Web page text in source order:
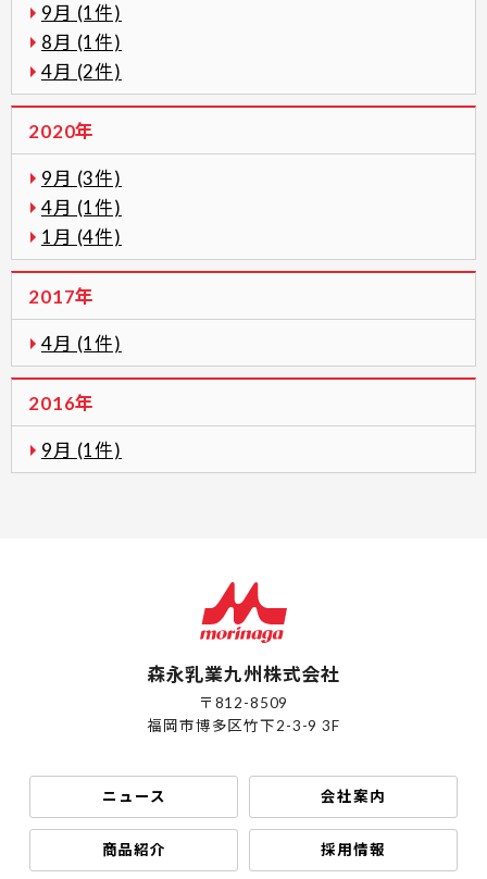
9月 (1件)
8月 (1件)
4月 (2件)
2020年
9月 (3件)
4月 (1件)
1月 (4件)
2017年
4月 (1件)
2016年
9月 (1件)
森永乳業九州株式会社
〒812-8509
福岡市博多区竹下2-3-9 3F
ニュース 会社案内
商品紹介 採用情報